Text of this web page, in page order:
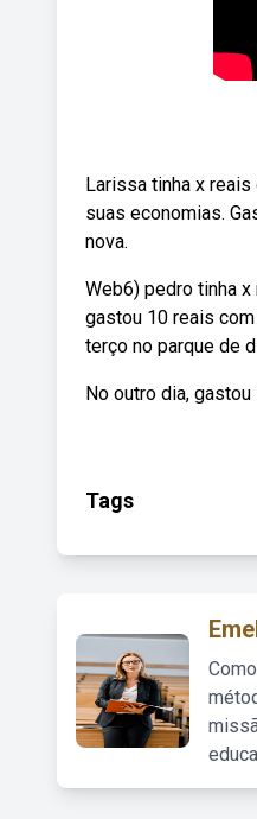
Larissa tinha x
suas economias.
nova.
Web6) pedro tinha
gastou 10 reais
terço no parque de
No outro dia,
Tags